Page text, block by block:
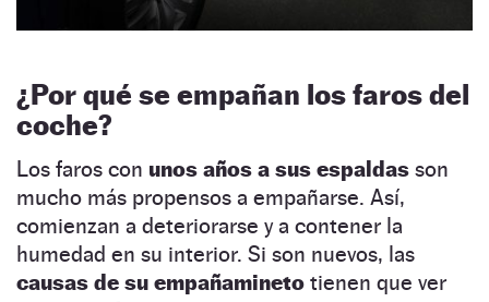
¿Por qué se empañan los faros del
coche?
Los faros con unos años a sus espaldas son
mucho más propensos a empañarse. Así,
comienzan a deteriorarse y a contener la
humedad en su interior. Si son nuevos, las
causas de su empañamineto tienen que ver